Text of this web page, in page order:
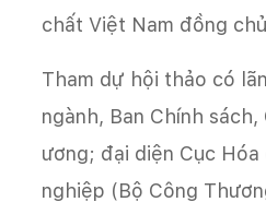
chất Việt Nam đồng
Tham dự hội thảo có
ngành, Ban Chính
ương; đại diện Cục
nghiệp (Bộ Công